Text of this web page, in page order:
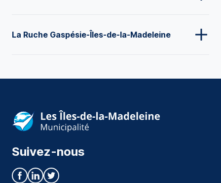
La Ruche Gaspésie-Îles-de-la-Madeleine
Suivez-nous